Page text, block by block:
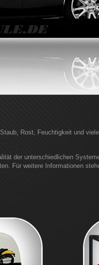
Rost, Feuchtigkeit und
der unterschiedlichen
Für weitere Informationen